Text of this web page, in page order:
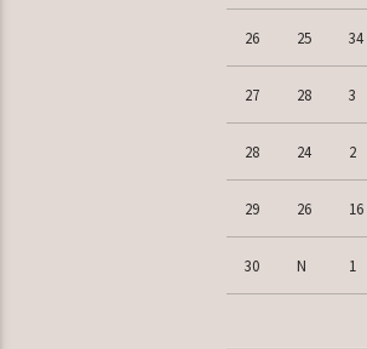
26 25 34
27 28 3
28 24 2
29 26 16
30 N 1